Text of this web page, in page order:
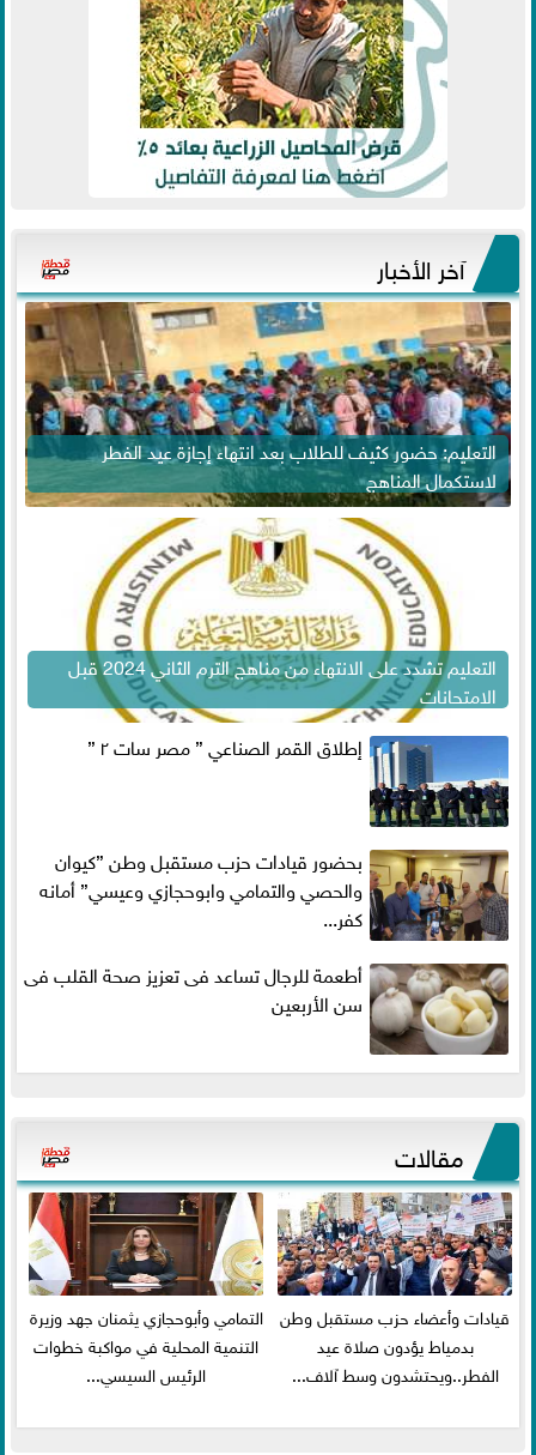
آخر الأخبار
التعليم: حضور كثيف للطلاب بعد انتهاء إجازة عيد الفطر
لاستكمال المناهج
التعليم تشدد على الانتهاء من مناهج الترم الثاني 2024 قبل
الامتحانات
إطلاق القمر الصناعي ” مصر سات ٢ ”
بحضور قيادات حزب مستقبل وطن ”كيوان
والحصي والتمامي وابوحجازي وعيسي” أمانه
كفر...
أطعمة للرجال تساعد فى تعزيز صحة القلب فى
سن الأربعين
مقالات
قيادات وأعضاء حزب مستقبل وطن
بدمياط يؤدون صلاة عيد
الفطر..ويحتشدون وسط آلاف...
التمامي وأبوحجازي يثمنان جهد وزيرة
التنمية المحلية في مواكبة خطوات
الرئيس السيسي...